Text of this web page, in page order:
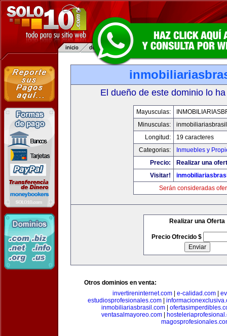
El dueño de este dominio lo
Mayusculas:
Minusculas:
Longitud:
19 caracteres
Categorias:
Inmuebles y
Precio:
Realizar una
Visitar!
Serán consideradas
Realizar una Oferta
Precio Ofrecido $
Otros dominios en venta:
invertireninternet.com| e-calidad.com|
estudiosprofesionales.com|
inmobiliariasbrasil.com
ventasalmayoreo.com